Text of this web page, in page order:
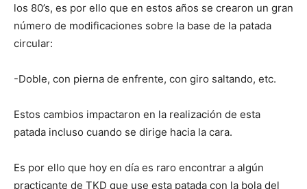
los 80’s, es por ello que en estos años se crearon un gran
número de modificaciones sobre la base de la patada
circular:
-Doble, con pierna de enfrente, con giro saltando, etc.
Estos cambios impactaron en la realización de esta
patada incluso cuando se dirige hacia la cara.
Es por ello que hoy en día es raro encontrar a algún
practicante de TKD que use esta patada con la bola del